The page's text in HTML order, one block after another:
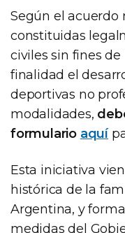
Según el acuerdo
constituidas
civiles sin fines
finalidad el
deportivas no
modalidades,
formulario aquí
Esta iniciativa
histórica de la
Argentina, y
medidas del